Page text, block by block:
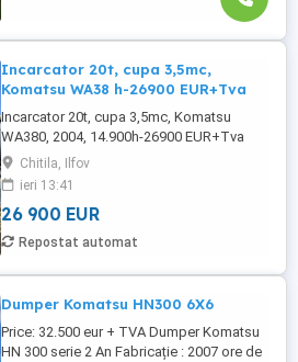
Incarcator 20t, cupa 3,5mc,
Komatsu WA38 h-26900 EUR+Tva
Incarcator 20t, cupa 3,5mc, Komatsu
WA380, 2004, 14.900h-26900 EUR+Tva
Chitila, Ilfov
ieri 13:41
26 900 EUR
Repostat automat
Dumper Komatsu HN300 6X6
Price: 32.500 eur + TVA Dumper Komatsu
HN 300 serie 2 An Fabricație : 2007 ore de